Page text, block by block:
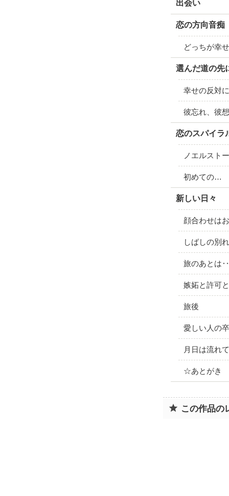
出会い
恋の方向音痴
どっちが幸
選んだ道の先
幸せの反対
彼忘れ、彼
恋のスパイラ
ノエルスト
初めての…
新しい日々
顔合わせは
しばしの別
旅のあとは
嫉妬と許可
旅後
愛しい人の
月日は流れ
☆あとがき
この作品の